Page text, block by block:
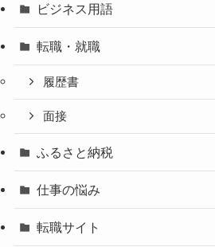
ビジネス用語
転職・就職
履歴書
面接
ふるさと納税
仕事の悩み
転職サイト